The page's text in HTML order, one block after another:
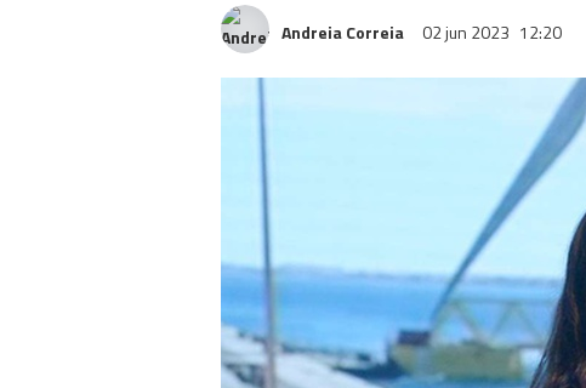
Andreia Correia 02 jun 2023 12:20